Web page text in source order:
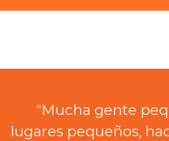
"Mucha gente
lugares pequeños,